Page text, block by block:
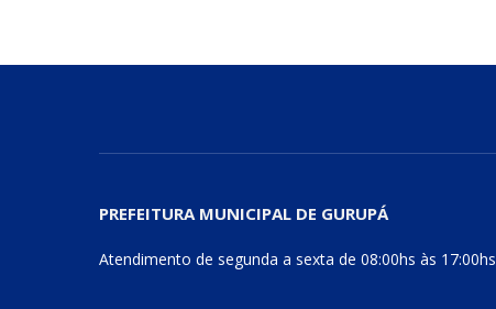
PREFEITURA MUNICIPAL DE GURUPÁ
Atendimento de segunda a sexta de 08:00hs às 17:00hs